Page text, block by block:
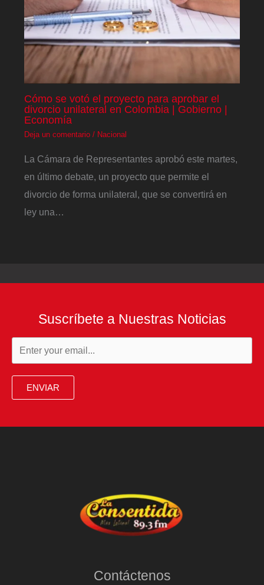
Cómo se votó el proyecto para aprobar el
divorcio unilateral en Colombia | Gobierno |
Economía
Deja un comentario / Nacional
La Cámara de Representantes aprobó este martes,
en último debate, un proyecto que permite el
divorcio de forma unilateral, que se convertirá en
ley una…
Suscríbete a Nuestras Noticias
ENVIAR
Contáctenos